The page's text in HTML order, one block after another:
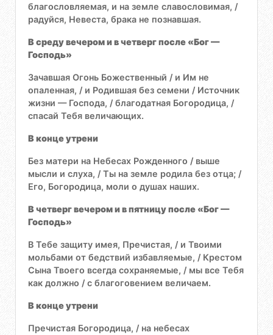
благословляемая, и на земле славословимая, /
радуйся, Невеста, брака не познавшая.
В среду вечером и в четверг после «Бог —
Господь»
Зачавшая Огонь Божественный / и Им не
опаленная, / и Родившая без семени / Источник
жизни — Господа, / благодатная Богородица, /
спасай Тебя величающих.
В конце утрени
Без матери на Небесах Рожденного / выше
мысли и слуха, / Ты на земле родила без отца; /
Его, Богородица, моли о душах наших.
В четверг вечером и в пятницу после «Бог —
Господь»
В Тебе защиту имея, Пречистая, / и Твоими
мольбами от бедствий избавляемые, / Крестом
Сына Твоего всегда сохраняемые, / мы все Тебя
как должно / с благоговением величаем.
В конце утрени
Пречистая Богородица, / на небесах